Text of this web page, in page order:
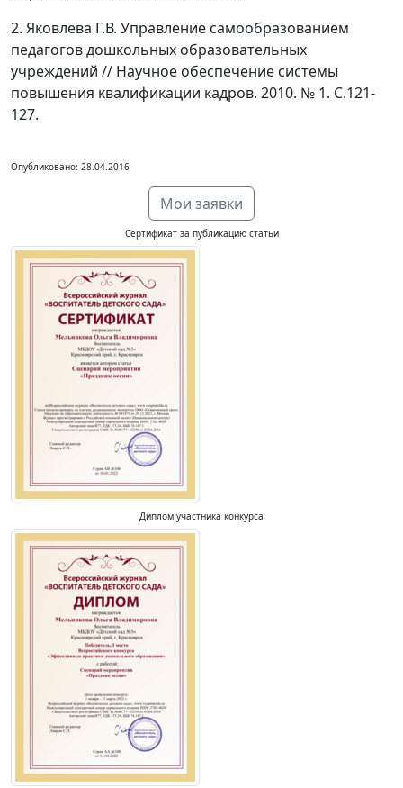
2. Яковлева Г.В. Управление самообразованием
педагогов дошкольных образовательных
учреждений // Научное обеспечение системы
повышения квалификации кадров. 2010. № 1. С.121-
127.
Опубликовано: 28.04.2016
Мои заявки
Сертификат за публикацию статьи
Диплом участника конкурса